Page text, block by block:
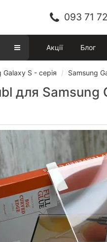
093 71
Акції Блог
Galaxy S - серія Samsung
для Samsung